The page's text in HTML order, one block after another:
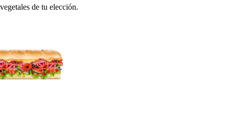
vegetales de tu elección.